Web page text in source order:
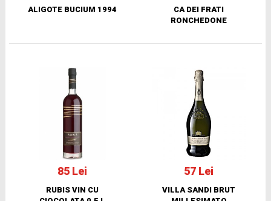
ALIGOTE BUCIUM 1994
CA DEI FRATI
RONCHEDONE
85 Lei
RUBIS VIN CU
57 Lei
VILLA SANDI BRUT